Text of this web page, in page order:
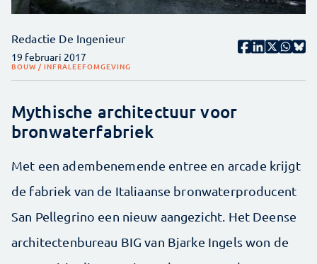
Redactie De Ingenieur
19 februari 2017
BOUW / INFRALEEFOMGEVING
Mythische architectuur voor
bronwaterfabriek
Met een adembenemende entree en arcade krijgt
de fabriek van de Italiaanse bronwaterproducent
San Pellegrino een nieuw aangezicht. Het Deense
architectenbureau BIG van Bjarke Ingels won de